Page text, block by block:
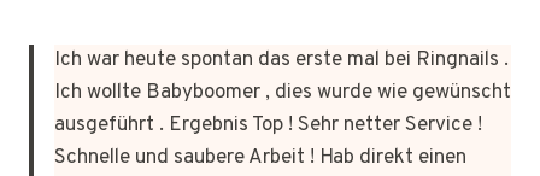
Ich war heute spontan das erste mal bei Ringnails .
Ich wollte Babyboomer , dies wurde wie gewünscht
ausgeführt . Ergebnis Top ! Sehr netter Service !
Schnelle und saubere Arbeit ! Hab direkt einen